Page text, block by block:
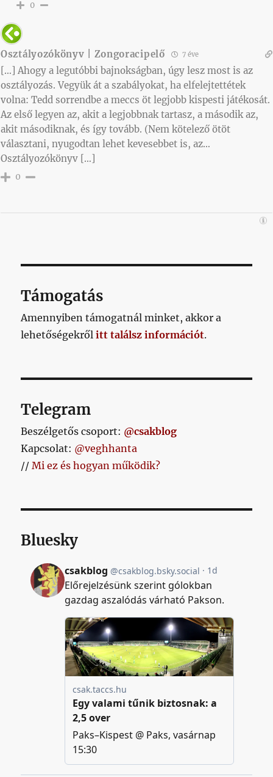
0
Osztályozókönyv | Zongoracipelő 7 éve
[…] Ahogy a legutóbbi bajnokságban, úgy lesz most is az
osztályozás. Vegyük át a szabályokat, ha elfelejtettétek
volna: Tedd sorrendbe a meccs öt legjobb kispesti játékosát.
Az első legyen az, akit a legjobbnak tartasz, a második az,
akit másodiknak, és így tovább. (Nem kötelező ötöt
választani, nyugodtan lehet kevesebbet is, az…
Osztályozókönyv […]
0
Támogatás
Amennyiben támogatnál minket, akkor a
lehetőségekrőlitt találsz információt.
Telegram
Beszélgetős csoport: @csakblog
Kapcsolat: @veghhanta
//Mi ez és hogyan működik?
Bluesky